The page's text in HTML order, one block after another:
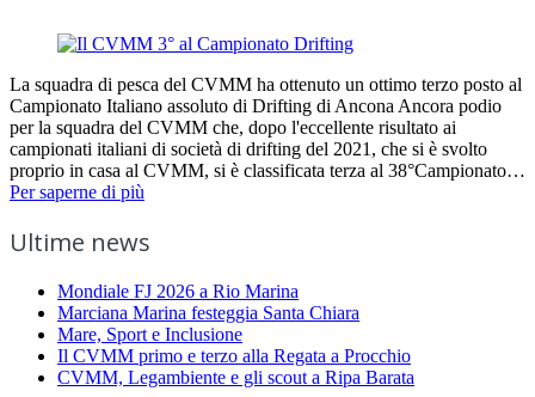
La squadra di pesca del CVMM ha ottenuto un ottimo terzo posto al
Campionato Italiano assoluto di Drifting di Ancona Ancora podio
per la squadra del CVMM che, dopo l'eccellente risultato ai
campionati italiani di società di drifting del 2021, che si è svolto
proprio in casa al CVMM, si è classificata terza al 38°Campionato…
Per saperne di più
Ultime news
Mondiale FJ 2026 a Rio Marina
Marciana Marina festeggia Santa Chiara
Mare, Sport e Inclusione
Il CVMM primo e terzo alla Regata a Procchio
CVMM, Legambiente e gli scout a Ripa Barata